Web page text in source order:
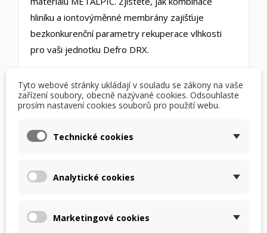
hliníku a iontovýměnné membrány zajišťuje
bezkonkurenční parametry rekuperace vlhkosti
pro vaši jednotku Defro DRX.
RECUTECH
Tyto webové stránky ukládají v souladu se zákony na vaše
zařízení soubory, obecně nazývané cookies. Odsouhlaste
prosím nastavení cookies souborů pro použití webu.
Technické cookies
Analytické cookies
Marketingové cookies